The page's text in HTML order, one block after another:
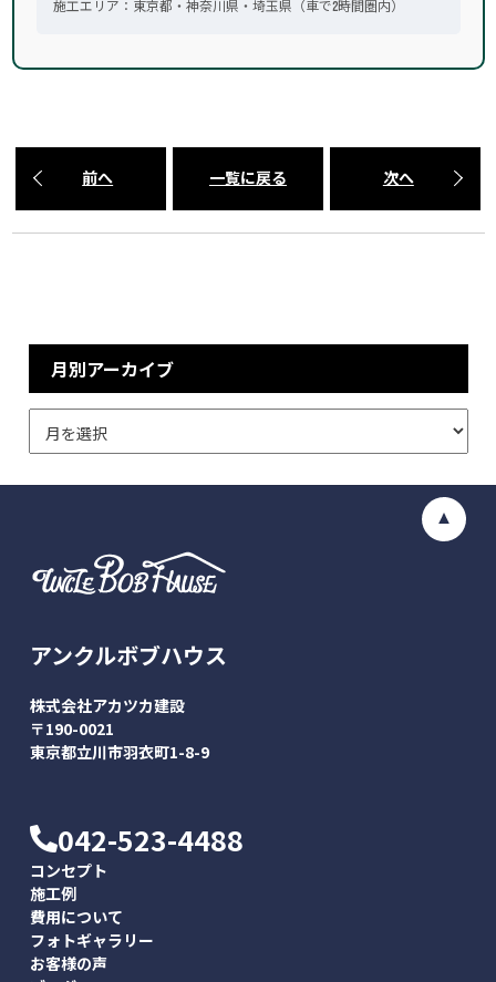
施工エリア：東京都・神奈川県・埼玉県（車で2時間圏内）
前へ 一覧に戻る 次へ
月別アーカイブ
アンクルボブハウス
株式会社アカツカ建設
〒190-0021
東京都立川市羽衣町1-8-9
042-523-4488
コンセプト
施工例
費用について
フォトギャラリー
お客様の声